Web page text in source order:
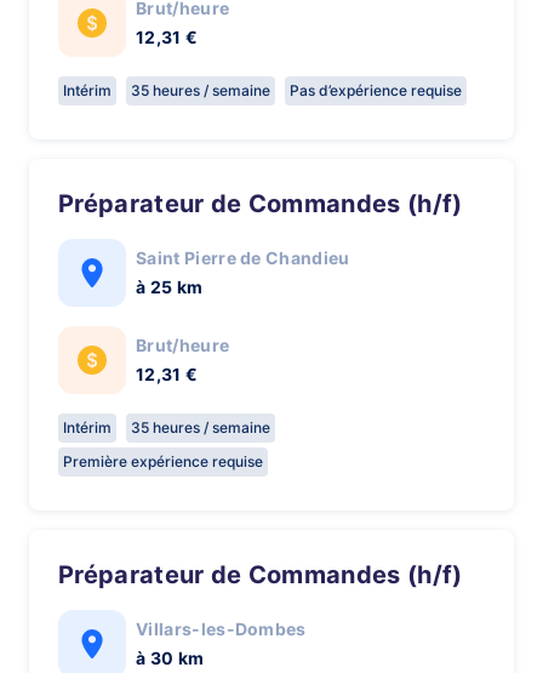
Brut/heure
12,31 €
Intérim 35 heures / semaine Pas d’expérience requise
Préparateur de Commandes (h/f)
Saint Pierre de Chandieu
à 25 km
Brut/heure
12,31 €
Intérim
35 heures / semaine
Première expérience requise
Préparateur de Commandes (h/f)
Villars-les-Dombes
à 30 km